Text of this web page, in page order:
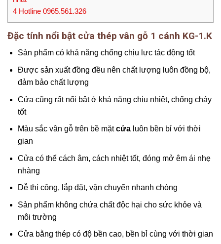
4 Hotline 0965.561.326
Đặc tính nổi bật cửa thép vân gỗ 1 cánh KG-1.K
Sản phẩm có khả năng chống chịu lực tác động tốt
Được sản xuất đồng đều nên chất lượng luôn đồng bộ,
đảm bảo chất lượng
Cửa cũng rất nổi bật ở khả năng chịu nhiệt, chống cháy
tốt
Màu sắc vân gỗ trên bề mặtcửaluôn bền bỉ với thời
gian
Cửa có thể cách âm, cách nhiệt tốt, đóng mở êm ái nhẹ
nhàng
Dễ thi công, lắp đặt, vận chuyển nhanh chóng
Sản phẩm không chứa chất độc hại cho sức khỏe và
môi trường
Cửa bằng thép có độ bền cao, bền bỉ cùng với thời gian